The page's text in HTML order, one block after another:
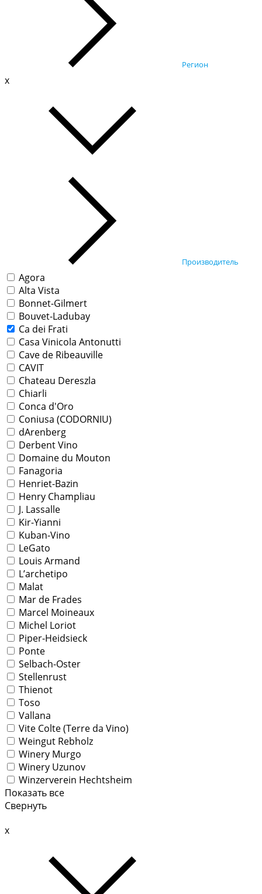
Регион
x
Производитель
Agora
Alta Vista
Bonnet-Gilmert
Bouvet-Ladubay
Ca dei Frati
Casa Vinicola Antonutti
Cave de Ribeauville
CAVIT
Chateau Dereszla
Chiarli
Conca d'Oro
Coniusa (CODORNIU)
dArenberg
Derbent Vino
Domaine du Mouton
Fanagoria
Henriet-Bazin
Henry Champliau
J. Lassalle
Kir-Yianni
Kuban-Vino
LeGato
Louis Armand
L’archetipo
Malat
Mar de Frades
Marcel Moineaux
Michel Loriot
Piper-Heidsieck
Ponte
Selbach-Oster
Stellenrust
Thienot
Toso
Vallana
Vite Colte (Terre da Vino)
Weingut Rebholz
Winery Murgo
Winery Uzunov
Winzerverein Hechtsheim
Показать все
Свернуть
x